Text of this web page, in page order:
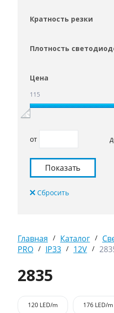
Кратность резки
Плотность
Цена
115
от
Главная / Каталог /
PRO / IP33 / 12V /
2835
120 LED/m 176 LED/m